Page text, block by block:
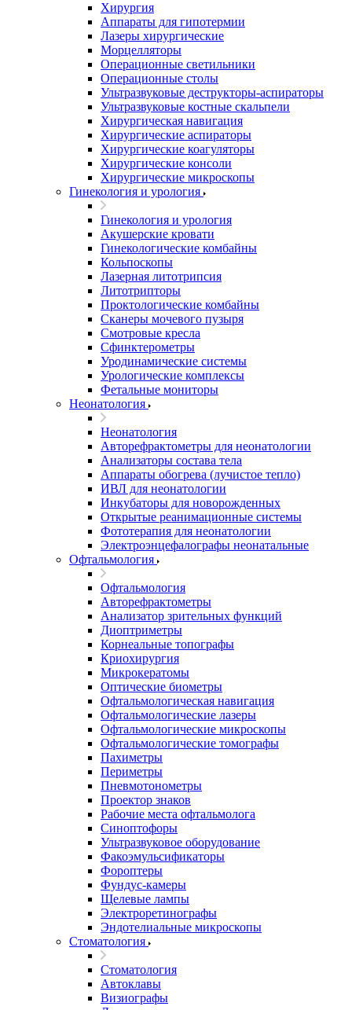
Хирургия
Аппараты для гипотермии
Лазеры хирургические
Морцелляторы
Операционные светильники
Операционные столы
Ультразвуковые деструкторы-аспираторы
Ультразвуковые костные скальпели
Хирургическая навигация
Хирургические аспираторы
Хирургические коагуляторы
Хирургические консоли
Хирургические микроскопы
Гинекология и урология
Гинекология и урология
Акушерские кровати
Гинекологические комбайны
Кольпоскопы
Лазерная литотрипсия
Литотрипторы
Проктологические комбайны
Сканеры мочевого пузыря
Смотровые кресла
Сфинктерометры
Уродинамические системы
Урологические комплексы
Фетальные мониторы
Неонатология
Неонатология
Авторефрактометры для неонатологии
Анализаторы состава тела
Аппараты обогрева (лучистое тепло)
ИВЛ для неонатологии
Инкубаторы для новорожденных
Открытые реанимационные системы
Фототерапия для неонатологии
Электроэнцефалографы неонатальные
Офтальмология
Офтальмология
Авторефрактометры
Анализатор зрительных функций
Диоптриметры
Корнеальные топографы
Криохирургия
Микрокератомы
Оптические биометры
Офтальмологическая навигация
Офтальмологические лазеры
Офтальмологические микроскопы
Офтальмологические томографы
Пахиметры
Периметры
Пневмотонометры
Проектор знаков
Рабочие места офтальмолога
Синоптофоры
Ультразвуковое оборудование
Факоэмульсификаторы
Фороптеры
Фундус-камеры
Щелевые лампы
Электроретинографы
Эндотелиальные микроскопы
Стоматология
Стоматология
Автоклавы
Визиографы